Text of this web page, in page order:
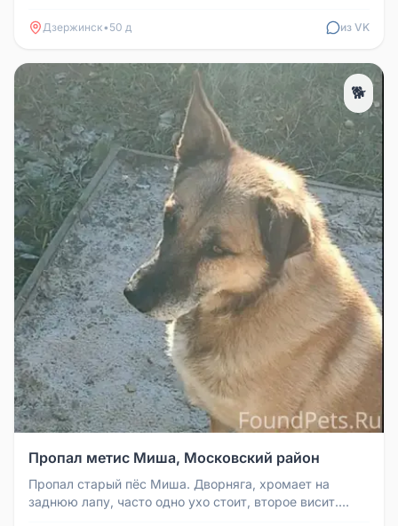
Дзержинск• 50 д из VK
🐕
Пропал метис Миша, Московский район
Пропал старый пёс Миша. Дворняга, хромает на
заднюю лапу, часто одно ухо стоит, второе висит.